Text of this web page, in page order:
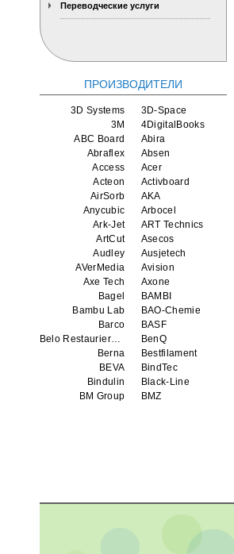
Переводческие услуги
ПРОИЗВОДИТЕЛИ
3D Systems
3D-Space
3M
4DigitalBooks
ABC Board
Abira
Abraflex
Absen
Access
Acer
Acteon
Activboard
AirSorb
AKA
Anycubic
Arbocel
Ark-Jet
ART Technics
ArtCut
Asecos
Audley
Ausjetech
AVerMedia
Avision
Axe Tech
Axone
Bagel
BAMBI
Bambu Lab
BAO-Chemie
Barco
BASF
Belo Restaurierungsgerate GmbH
BenQ
Berna
Bestfilament
BEVA
BindTec
Bindulin
Black-Line
BM Group
BMZ